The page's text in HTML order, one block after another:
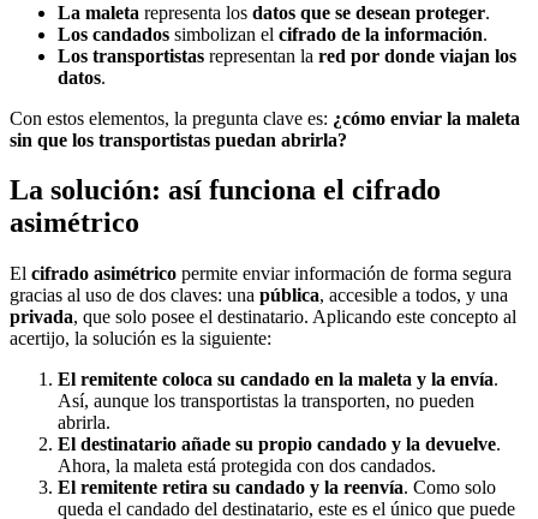
La maleta representa los datos que se desean proteger.
Los candados simbolizan el cifrado de la información.
Los transportistas representan la red por donde viajan los
datos.
Con estos elementos, la pregunta clave es: ¿cómo enviar la maleta
sin que los transportistas puedan abrirla?
La solución: así funciona el cifrado
asimétrico
El cifrado asimétrico permite enviar información de forma segura
gracias al uso de dos claves: una pública, accesible a todos, y una
privada, que solo posee el destinatario. Aplicando este concepto al
acertijo, la solución es la siguiente:
El remitente coloca su candado en la maleta y la envía.
Así, aunque los transportistas la transporten, no pueden
abrirla.
El destinatario añade su propio candado y la devuelve.
Ahora, la maleta está protegida con dos candados.
El remitente retira su candado y la reenvía. Como solo
queda el candado del destinatario, este es el único que puede